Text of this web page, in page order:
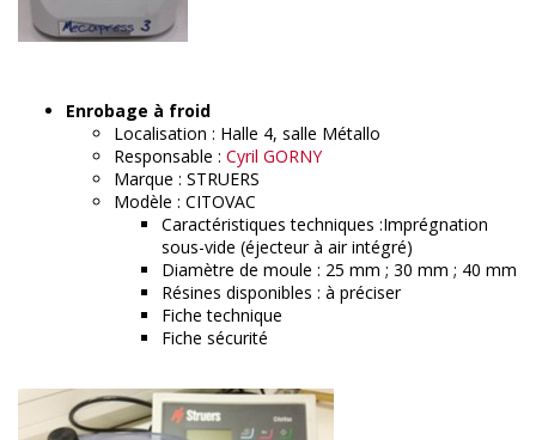
Enrobage à froid
Localisation : Halle 4, salle Métallo
Responsable : Cyril GORNY
Marque : STRUERS
Modèle : CITOVAC
Caractéristiques techniques :Imprégnation
sous-vide (éjecteur à air intégré)
Diamètre de moule : 25 mm ; 30 mm ; 40 mm
Résines disponibles : à préciser
Fiche technique
Fiche sécurité